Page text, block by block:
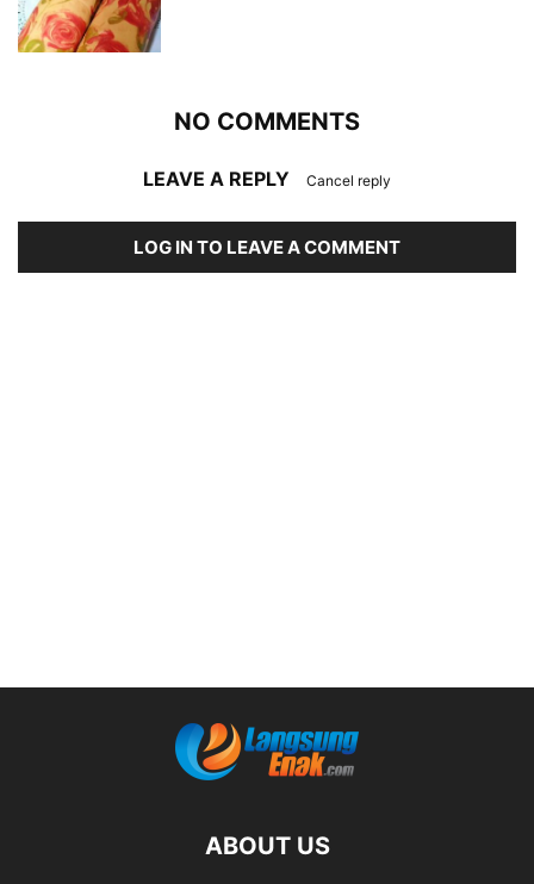
NO COMMENTS
LEAVE A REPLY Cancel reply
LOG IN TO LEAVE A COMMENT
ABOUT US